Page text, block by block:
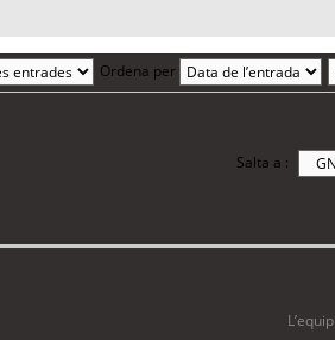
Ordena per
Salta a :
L’equip